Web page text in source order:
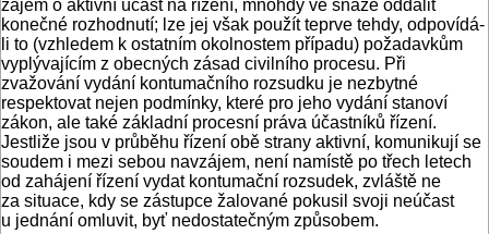
zájem o aktivní účast na řízení, mnohdy ve snaze oddálit
konečné rozhodnutí; lze jej však použít teprve tehdy, odpovídá-
li to (vzhledem k ostatním okolnostem případu) požadavkům
vyplývajícím z obecných zásad civilního procesu. Při
zvažování vydání kontumačního rozsudku je nezbytné
respektovat nejen podmínky, které pro jeho vydání stanoví
zákon, ale také základní procesní práva účastníků řízení.
Jestliže jsou v průběhu řízení obě strany aktivní, komunikují se
soudem i mezi sebou navzájem, není namístě po třech letech
od zahájení řízení vydat kontumační rozsudek, zvláště ne
za situace, kdy se zástupce žalované pokusil svoji neúčast
u jednání omluvit, byť nedostatečným způsobem.